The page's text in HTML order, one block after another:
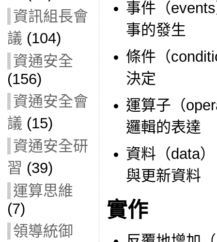
資訊組長會
議 (104)
資通安全
(156)
資通安全會
議 (15)
資通安全研
習 (39)
運算思維
(7)
領導統御
事件（
事的發生
條件（
決定
運算子（
邏輯的表達
資料（data
與更新資料
實作